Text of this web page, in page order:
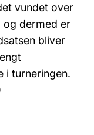
vundet over
dermed er
bliver
i turneringen.